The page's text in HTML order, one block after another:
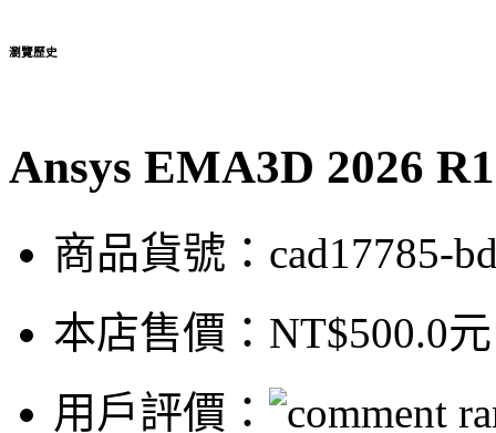
瀏覽歷史
Ansys EMA3D 2026
商品貨號：cad17785-
本店售價： NT$500.0元
用戶評價：